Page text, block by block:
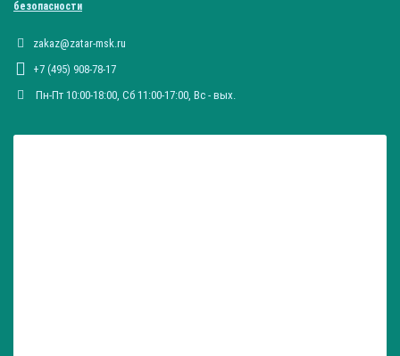
безопасности
zakaz@zatar-msk.ru
+7 (495) 908-78-17
Пн-Пт 10:00-18:00, Сб 11:00-17:00, Вc - вых.